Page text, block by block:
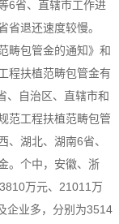
6省、直辖市工作进
省退还速度较慢。
畴包管金的通知》和
程扶植范畴包管金有
、自治区、直辖市和
范工程扶植范畴包管
、湖北、湖南6省、
。个中，安徽、浙
万元、21011万
企业多，分别为3514